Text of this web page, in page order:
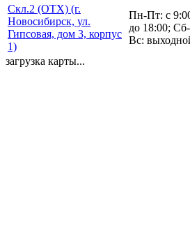
Скл.2 (ОТХ) (г.
Новосибирск, ул.
Гипсовая, дом 3, корпус
1)
Пн-Пт: с
до 18:00; Сб-
Вс:
загрузка карты...